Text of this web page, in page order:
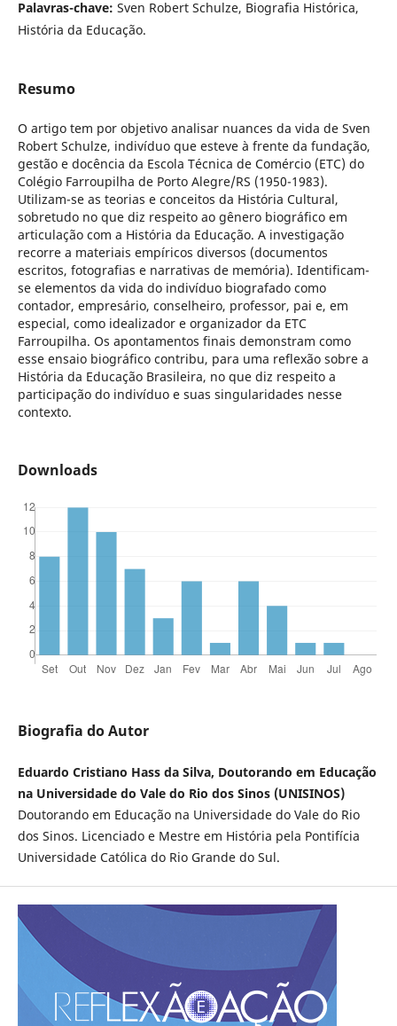
Palavras-chave: Sven Robert Schulze, Biografia Histórica,
História da Educação.
Resumo
O artigo tem por objetivo analisar nuances da vida de Sven
Robert Schulze, indivíduo que esteve à frente da fundação,
gestão e docência da Escola Técnica de Comércio (ETC) do
Colégio Farroupilha de Porto Alegre/RS (1950-1983).
Utilizam-se as teorias e conceitos da História Cultural,
sobretudo no que diz respeito ao gênero biográfico em
articulação com a História da Educação. A investigação
recorre a materiais empíricos diversos (documentos
escritos, fotografias e narrativas de memória). Identificam-
se elementos da vida do indivíduo biografado como
contador, empresário, conselheiro, professor, pai e, em
especial, como idealizador e organizador da ETC
Farroupilha. Os apontamentos finais demonstram como
esse ensaio biográfico contribu, para uma reflexão sobre a
História da Educação Brasileira, no que diz respeito a
participação do indivíduo e suas singularidades nesse
contexto.
Downloads
Biografia do Autor
Eduardo Cristiano Hass da Silva, Doutorando em Educação
na Universidade do Vale do Rio dos Sinos (UNISINOS)
Doutorando em Educação na Universidade do Vale do Rio
dos Sinos. Licenciado e Mestre em História pela Pontifícia
Universidade Católica do Rio Grande do Sul.